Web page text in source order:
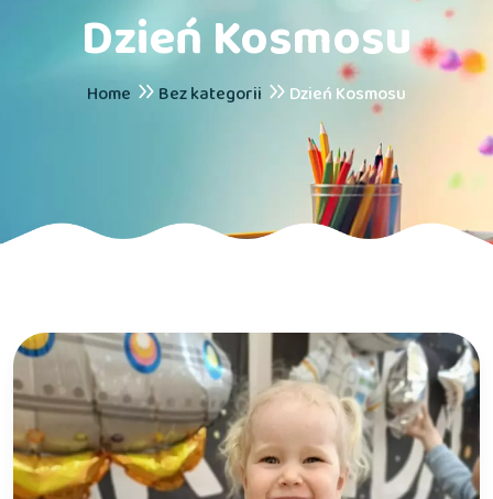
Dzień Kosmosu
Home Bez kategorii Dzień Kosmosu